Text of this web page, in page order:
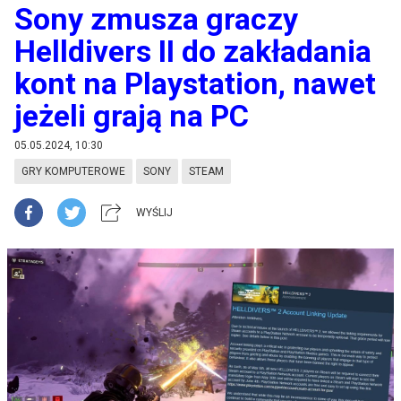
Sony zmusza graczy
Helldivers II do zakładania
kont na Playstation, nawet
jeżeli grają na PC
05.05.2024, 10:30
GRY KOMPUTEROWE SONY STEAM
WYŚLIJ